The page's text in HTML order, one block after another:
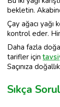
bekletin.
Çay ağacı yağı
kontrol eder.
Daha fazla
tarifler için
Saçınıza
Sıkça